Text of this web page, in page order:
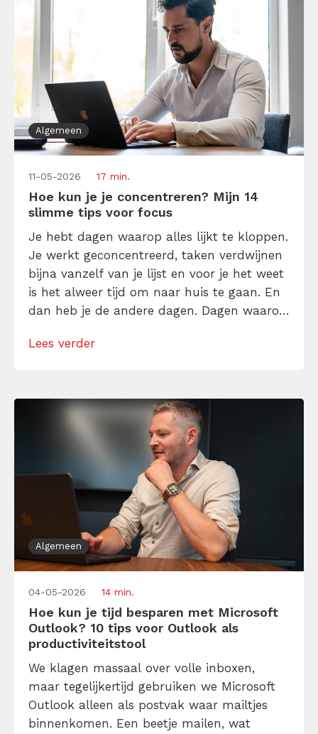
Algemeen
11-05-2026 17 min.
Hoe kun je je concentreren? Mijn 14
slimme tips voor focus
Je hebt dagen waarop alles lijkt te kloppen.
Je werkt geconcentreerd, taken verdwijnen
bijna vanzelf van je lijst en voor je het weet
is het alweer tijd om naar huis te gaan. En
dan heb je de andere dagen. Dagen waarop
voorbij komt. Aan het eind van de dag ben
Lees verder
Algemeen
04-05-2026 14 min.
Hoe kun je tijd besparen met Microsoft
Outlook? 10 tips voor Outlook als
productiviteitstool
We klagen massaal over volle inboxen,
maar tegelijkertijd gebruiken we Microsoft
Outlook alleen als postvak waar mailtjes
binnenkomen. Een beetje mailen, wat